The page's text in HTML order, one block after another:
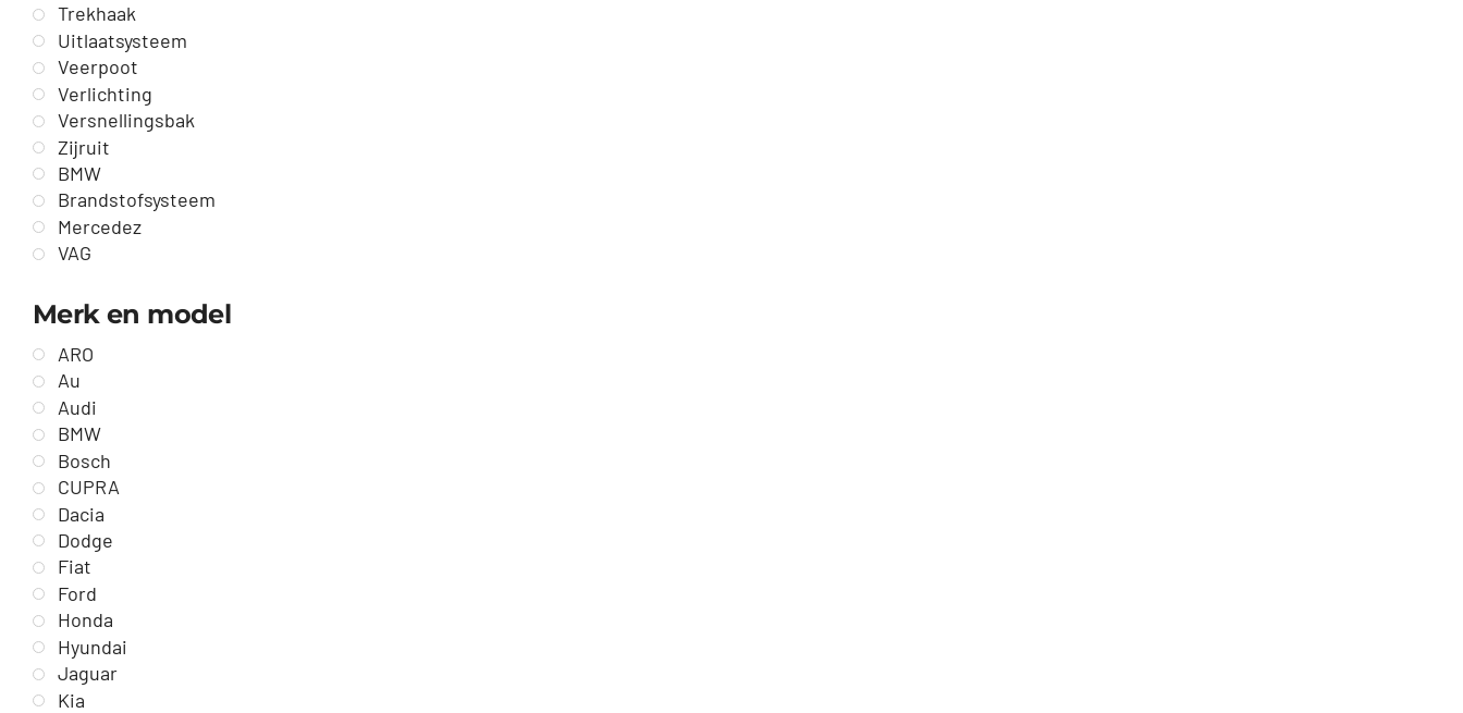
Trekhaak
Uitlaatsysteem
Veerpoot
Verlichting
Versnellingsbak
Zijruit
BMW
Brandstofsysteem
Mercedez
VAG
Merk en model
ARO
Au
Audi
BMW
Bosch
CUPRA
Dacia
Dodge
Fiat
Ford
Honda
Hyundai
Jaguar
Kia